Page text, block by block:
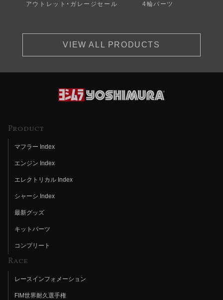
アウトレット・ガレージセール 4輪パーツ
VIEW ALL PRODUCTS
Product
マフラー Index
エンジン Index
エレクトリカル Index
シャーシ Index
最新グッズ
キットパーツ
コンプリート
Race
レースインフォメーション
FIM世界耐久選手権